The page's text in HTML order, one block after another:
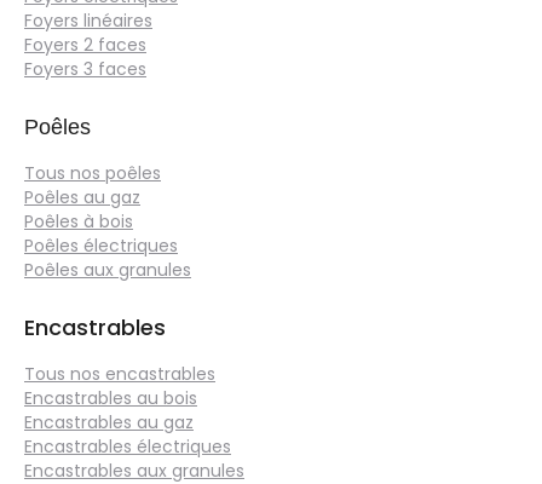
Foyers linéaires
Foyers 2 faces
Foyers 3 faces
Poêles
Tous nos poêles
Poêles au gaz
Poêles à bois
Poêles électriques
Poêles aux granules
Encastrables
Tous nos encastrables
Encastrables au bois
Encastrables au gaz
Encastrables électriques
Encastrables aux granules